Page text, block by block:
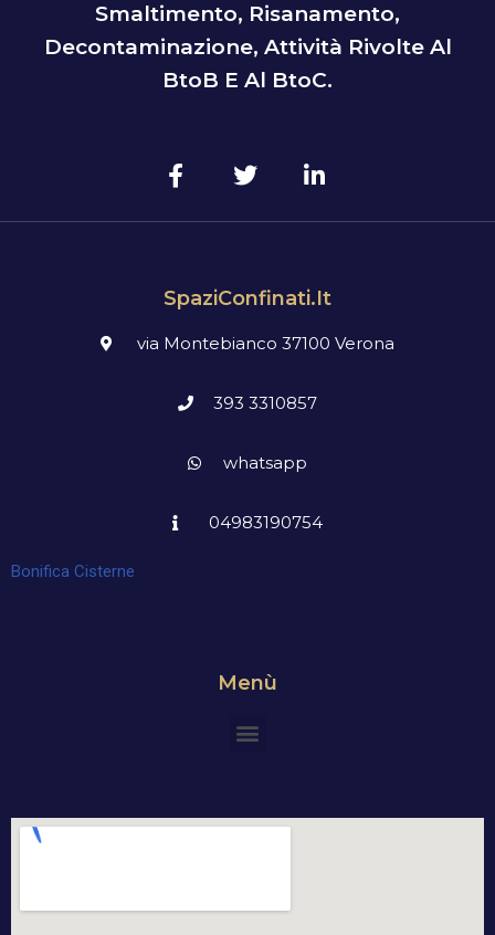
Smaltimento, Risanamento,
Decontaminazione, Attività Rivolte Al
BtoB E Al BtoC.
SpaziConfinati.it
via Montebianco 37100 Verona
393 3310857
whatsapp
04983190754
Bonifica Cisterne
Menù